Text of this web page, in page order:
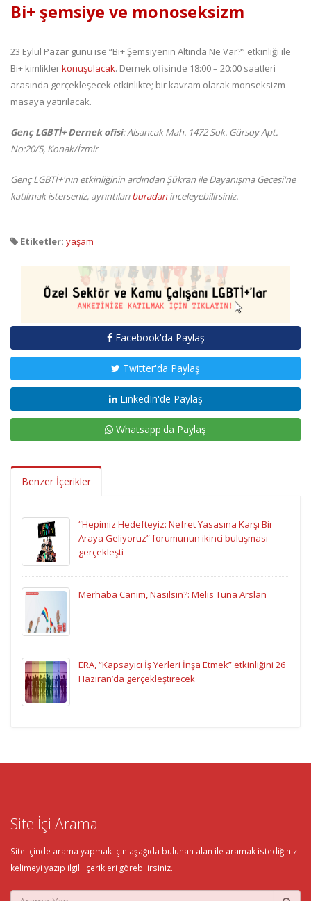
Bi+ şemsiye ve monoseksizm
23 Eylül Pazar günü ise “Bi+ Şemsiyenin Altında Ne Var?” etkinliği ile
Bi+ kimliklerkonuşulacak. Dernek ofisinde 18:00 – 20:00 saatleri
arasında gerçekleşecek etkinlikte; bir kavram olarak monseksizm
masaya yatırılacak.
Genç LGBTİ+ Dernek ofisi: Alsancak Mah. 1472 Sok. Gürsoy Apt.
No:20/5, Konak/İzmir
Genç LGBTİ+'nın etkinliğinin ardından Şükran ile Dayanışma Gecesi'ne
katılmak isterseniz, ayrıntılarıburadaninceleyebilirsiniz.
Etiketler: yaşam
Facebook'da Paylaş
Twitter'da Paylaş
LinkedIn'de Paylaş
Whatsapp'da Paylaş
Benzer İçerikler
“Hepimiz Hedefteyiz: Nefret Yasasına Karşı Bir
Araya Geliyoruz” forumunun ikinci buluşması
gerçekleşti
Merhaba Canım, Nasılsın?: Melis Tuna Arslan
ERA, “Kapsayıcı İş Yerleri İnşa Etmek” etkinliğini 26
Haziran’da gerçekleştirecek
Site İçi Arama
Site içinde arama yapmak için aşağıda bulunan alan ile aramak istediğiniz
kelimeyi yazıp ilgili içerikleri görebilirsiniz.